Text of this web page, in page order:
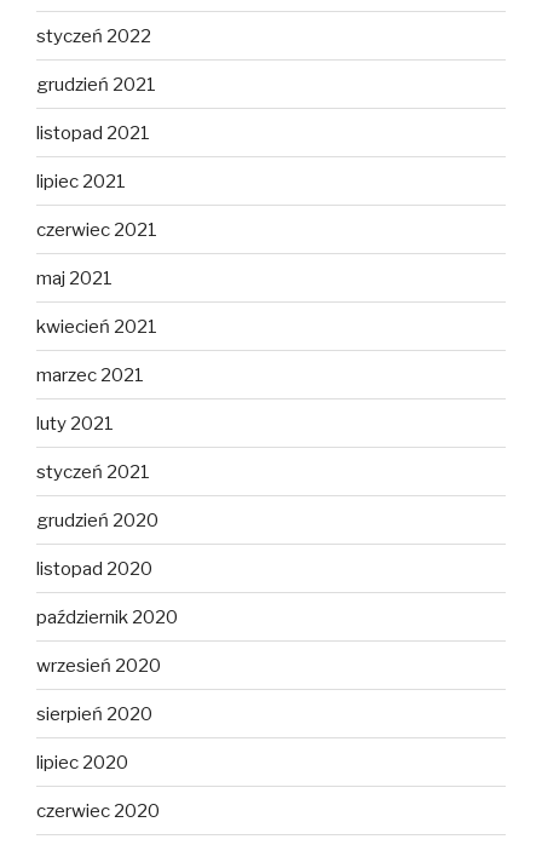
styczeń 2022
grudzień 2021
listopad 2021
lipiec 2021
czerwiec 2021
maj 2021
kwiecień 2021
marzec 2021
luty 2021
styczeń 2021
grudzień 2020
listopad 2020
październik 2020
wrzesień 2020
sierpień 2020
lipiec 2020
czerwiec 2020